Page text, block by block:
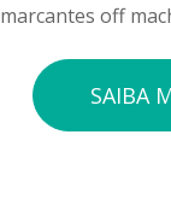
marcantes off
SAIBA